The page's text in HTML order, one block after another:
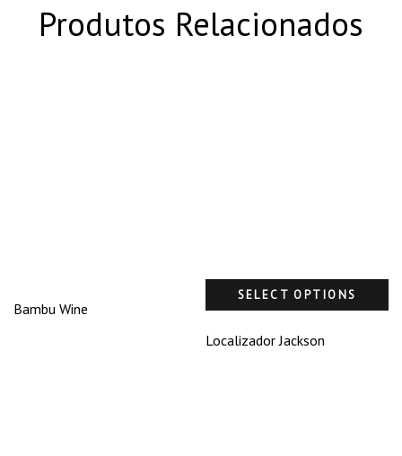
Produtos Relacionados
Bambu Wine
SELECT OPTIONS
Localizador Jackson